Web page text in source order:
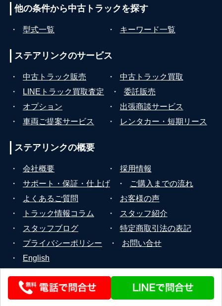
他の条件から中古トラックを探す
・ 型式一覧 ・ キーワード一覧
ステアリンクのサービス
・ 中古トラック販売 ・
中古トラック買取
・
LINEトラック買取査定 ・
委託販売
・
オプション ・
出張商談サービス
・
車両ご提案サービス ・ レンタカー・短期リース
ステアリンクの概要
・ 会社概要 ・
採用情報
・
サポート・保証・仕上げ ・
ご購入までの流れ
・
よくあるご質問 ・
お客様の声
・
トラック情報コラム ・
スタッフ紹介
・
スタッフブログ ・
特定商取引法の表記
・
プライバシーポリシー ・
お問い合せ
・
English
© 2026 STEERLINK Co.,Ltd